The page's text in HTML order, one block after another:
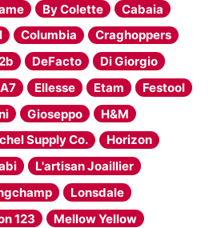
By Colette
Cabaia
Columbia
Craghoppers
DeFacto
Di Giorgio
Ellesse Etam
Festool
Gioseppo
H&M
Supply Co.
Horizon
L'artisan Joaillier
Lonsdale
123
Mellow Yellow